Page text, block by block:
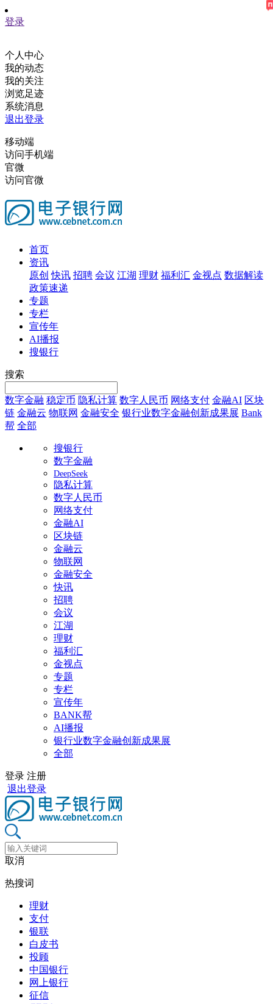
登录
个人中心
我的动态
我的关注
浏览足迹
系统消息
退出登录
移动端
访问手机端
官微
访问官微
首页
资讯
原创 快讯 招聘 会议 江湖 理财 福利汇 金视点 数据解读
政策速递
专题
专栏
宣传年
AI播报
搜银行
搜索
数字金融 稳定币 隐私计算 数字人民币 网络支付 金融AI 区块
链 金融云 物联网 金融安全 银行业数字金融创新成果展 Bank
帮 全部
搜银行
数字金融
DeepSeek
隐私计算
数字人民币
网络支付
金融AI
区块链
金融云
物联网
金融安全
快讯
招聘
会议
江湖
理财
福利汇
金视点
专题
专栏
宣传年
BANK帮
AI播报
银行业数字金融创新成果展
全部
登录 注册
退出登录
取消
热搜词
理财
支付
银联
白皮书
投顾
中国银行
网上银行
征信